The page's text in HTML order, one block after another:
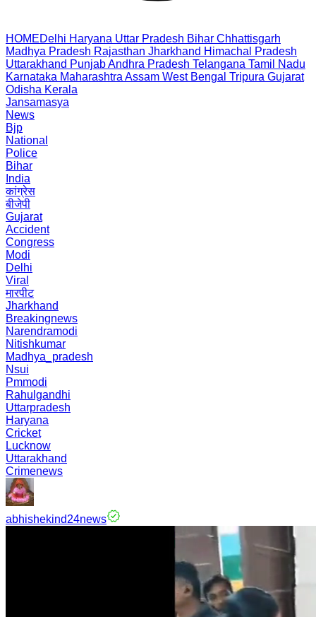
HOMEDelhi Haryana Uttar Pradesh Bihar Chhattisgarh
Madhya Pradesh Rajasthan Jharkhand Himachal Pradesh
Uttarakhand PunjabAndhra Pradesh Telangana Tamil Nadu
Karnataka Maharashtra Assam West Bengal Tripura Gujarat
Odisha Kerala
Jansamasya
News
Bjp
National
Police
Bihar
India
कांग्रेस
बीजेपी
Gujarat
Accident
Congress
Modi
Delhi
Viral
मारपीट
Jharkhand
Breakingnews
Narendramodi
Nitishkumar
Madhya_pradesh
Nsui
Pmmodi
Rahulgandhi
Uttarpradesh
Haryana
Cricket
Lucknow
Uttarakhand
Crimenews
abhishekind24news